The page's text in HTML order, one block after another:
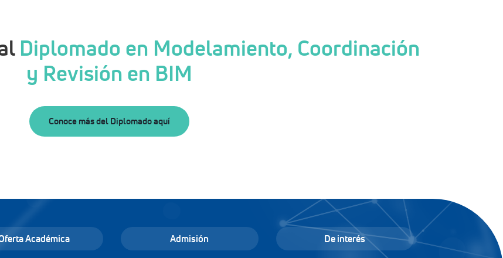
Diplomado en Modelamiento, Coordinación
y Revisión en BIM
Conoce más del Diplomado aquí
Académica Admisión De interés